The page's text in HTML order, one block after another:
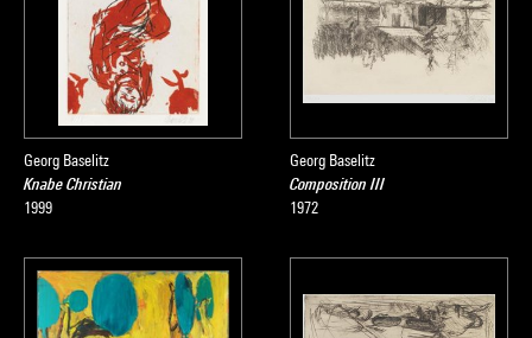
Georg Baselitz
Knabe Christian
1999
Georg Baselitz
Composition III
1972